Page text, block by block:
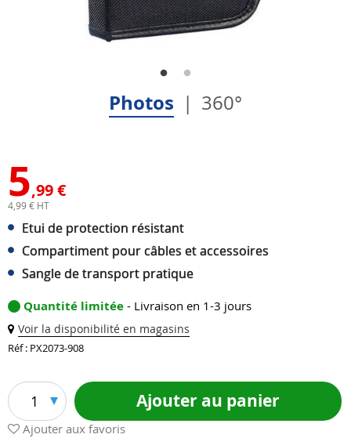
Photos 360°
5,99 €
4,99 € HT
Etui de protection résistant
Compartiment pour câbles et accessoires
Sangle de transport pratique
Quantité limitée - Livraison en 1-3 jours
Voir la disponibilité en magasins
Réf : PX2073-908
1 Ajouter au panier
Ajouter aux favoris